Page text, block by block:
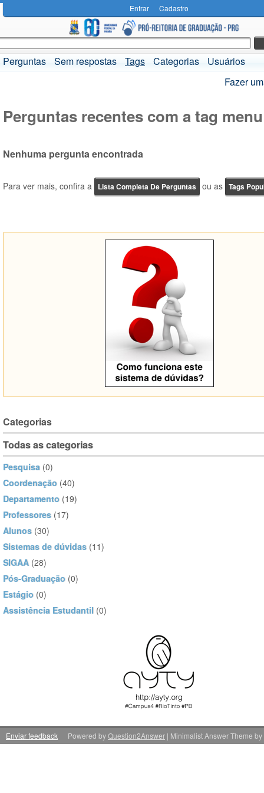
Entrar Cadastro
Perguntas Sem respostas Tags Categorias
Usuários
Fazer
Perguntas recentes com a tag menu
Nenhuma pergunta encontrada
Para ver mais, confira a Lista Completa De Perguntas ou as Tags
Categorias
Todas as categorias
Pesquisa (0)
Coordenação (40)
Departamento (19)
Professores (17)
Alunos (30)
Sistemas de dúvidas (11)
SIGAA (28)
Pós-Graduação (0)
Estágio (0)
Assistência Estudantil (0)
Enviar feedback | Minimalist Answer Theme by
Powered byQuestion2Answer